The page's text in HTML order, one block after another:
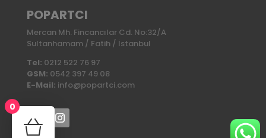
POPARTCI
Mercan Mh. Fincancılar Cd. No:32/A
Sultanhamam / Fatih / İstanbul
Tel: 0212 522 76 97
GSM: 0542 397 49 08
E-Mail: info@popartci.com
0